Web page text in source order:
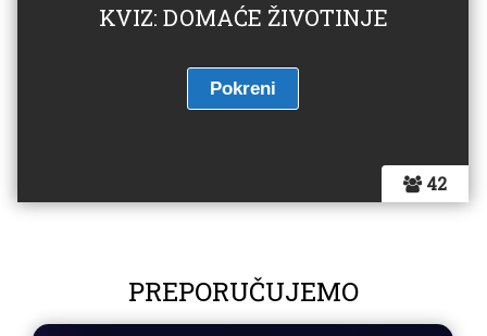
42
KVIZ: DOMAĆE ŽIVOTINJE
PREPORUČUJEMO